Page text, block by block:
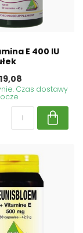
E 400 IU
Czas dostawy